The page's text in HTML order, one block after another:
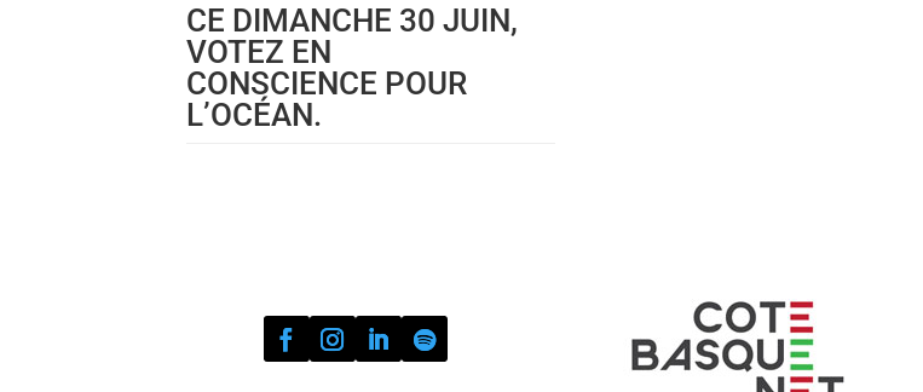
CE DIMANCHE 30 JUIN,
VOTEZ EN
CONSCIENCE POUR
L’OCÉAN.